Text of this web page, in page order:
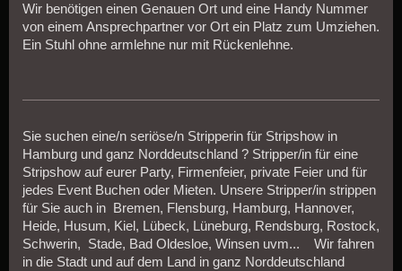
Wir benötigen einen Genauen Ort und eine Handy Nummer
von einem Ansprechpartner vor Ort ein Platz zum Umziehen.
Ein Stuhl ohne armlehne nur mit Rückenlehne.
Sie suchen eine/n seriöse/n Stripperin für Stripshow in
Hamburg und ganz Norddeutschland ? Stripper/in für eine
Stripshow auf eurer Party, Firmenfeier, private Feier und für
jedes Event Buchen oder Mieten. Unsere Stripper/in strippen
für Sie auch in Bremen, Flensburg, Hamburg, Hannover,
Heide, Husum, Kiel, Lübeck, Lüneburg, Rendsburg, Rostock,
Schwerin, Stade, Bad Oldesloe, Winsen uvm... Wir fahren
in die Stadt und auf dem Land in ganz Norddeutschland